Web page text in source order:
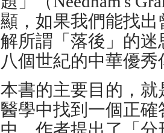
顯，如果我們能找
解所謂「落後」的
八個世紀的中華優
本書的主要目的，
醫學中找到一個正